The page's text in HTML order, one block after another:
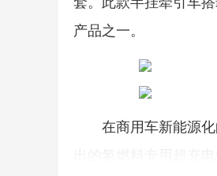
产品之一。
在商用车新能源
出的氢燃料专用超充